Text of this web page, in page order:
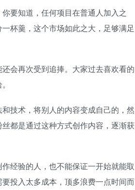
要知道，任何项目在普通人加入之
杯羹，这个市场如此之大，足够满足
会再次受到追捧。大家过去喜欢看的
技术，将别人的内容变成自己的，然
都是通过这种方式创作内容，逐渐获
经验的人，也不能保证一开始就能取
投入太多成本，顶多浪费一点时间而